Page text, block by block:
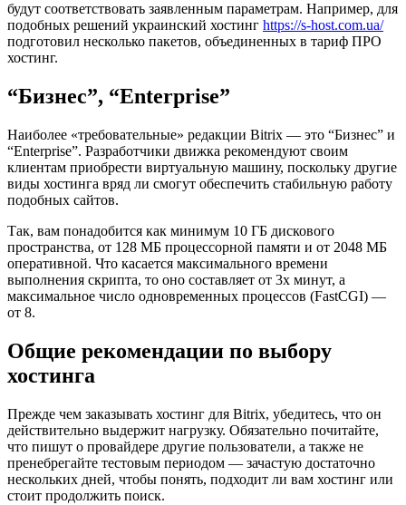
будут соответствовать заявленным параметрам. Например, для
подобных решений украинский хостинг https://s-host.com.ua/
подготовил несколько пакетов, объединенных в тариф ПРО
хостинг.
“Бизнес”, “Enterprise”
Наиболее «требовательные» редакции Bitrix — это “Бизнес” и
“Enterprise”. Разработчики движка рекомендуют своим
клиентам приобрести виртуальную машину, поскольку другие
виды хостинга вряд ли смогут обеспечить стабильную работу
подобных сайтов.
Так, вам понадобится как минимум 10 ГБ дискового
пространства, от 128 МБ процессорной памяти и от 2048 МБ
оперативной. Что касается максимального времени
выполнения скрипта, то оно составляет от 3х минут, а
максимальное число одновременных процессов (FastCGI) —
от 8.
Общие рекомендации по выбору
хостинга
Прежде чем заказывать хостинг для Bitrix, убедитесь, что он
действительно выдержит нагрузку. Обязательно почитайте,
что пишут о провайдере другие пользователи, а также не
пренебрегайте тестовым периодом — зачастую достаточно
нескольких дней, чтобы понять, подходит ли вам хостинг или
стоит продолжить поиск.